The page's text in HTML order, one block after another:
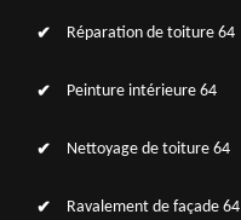
Réparation de toiture 64
Peinture intérieure 64
Nettoyage de toiture 64
Ravalement de façade 64